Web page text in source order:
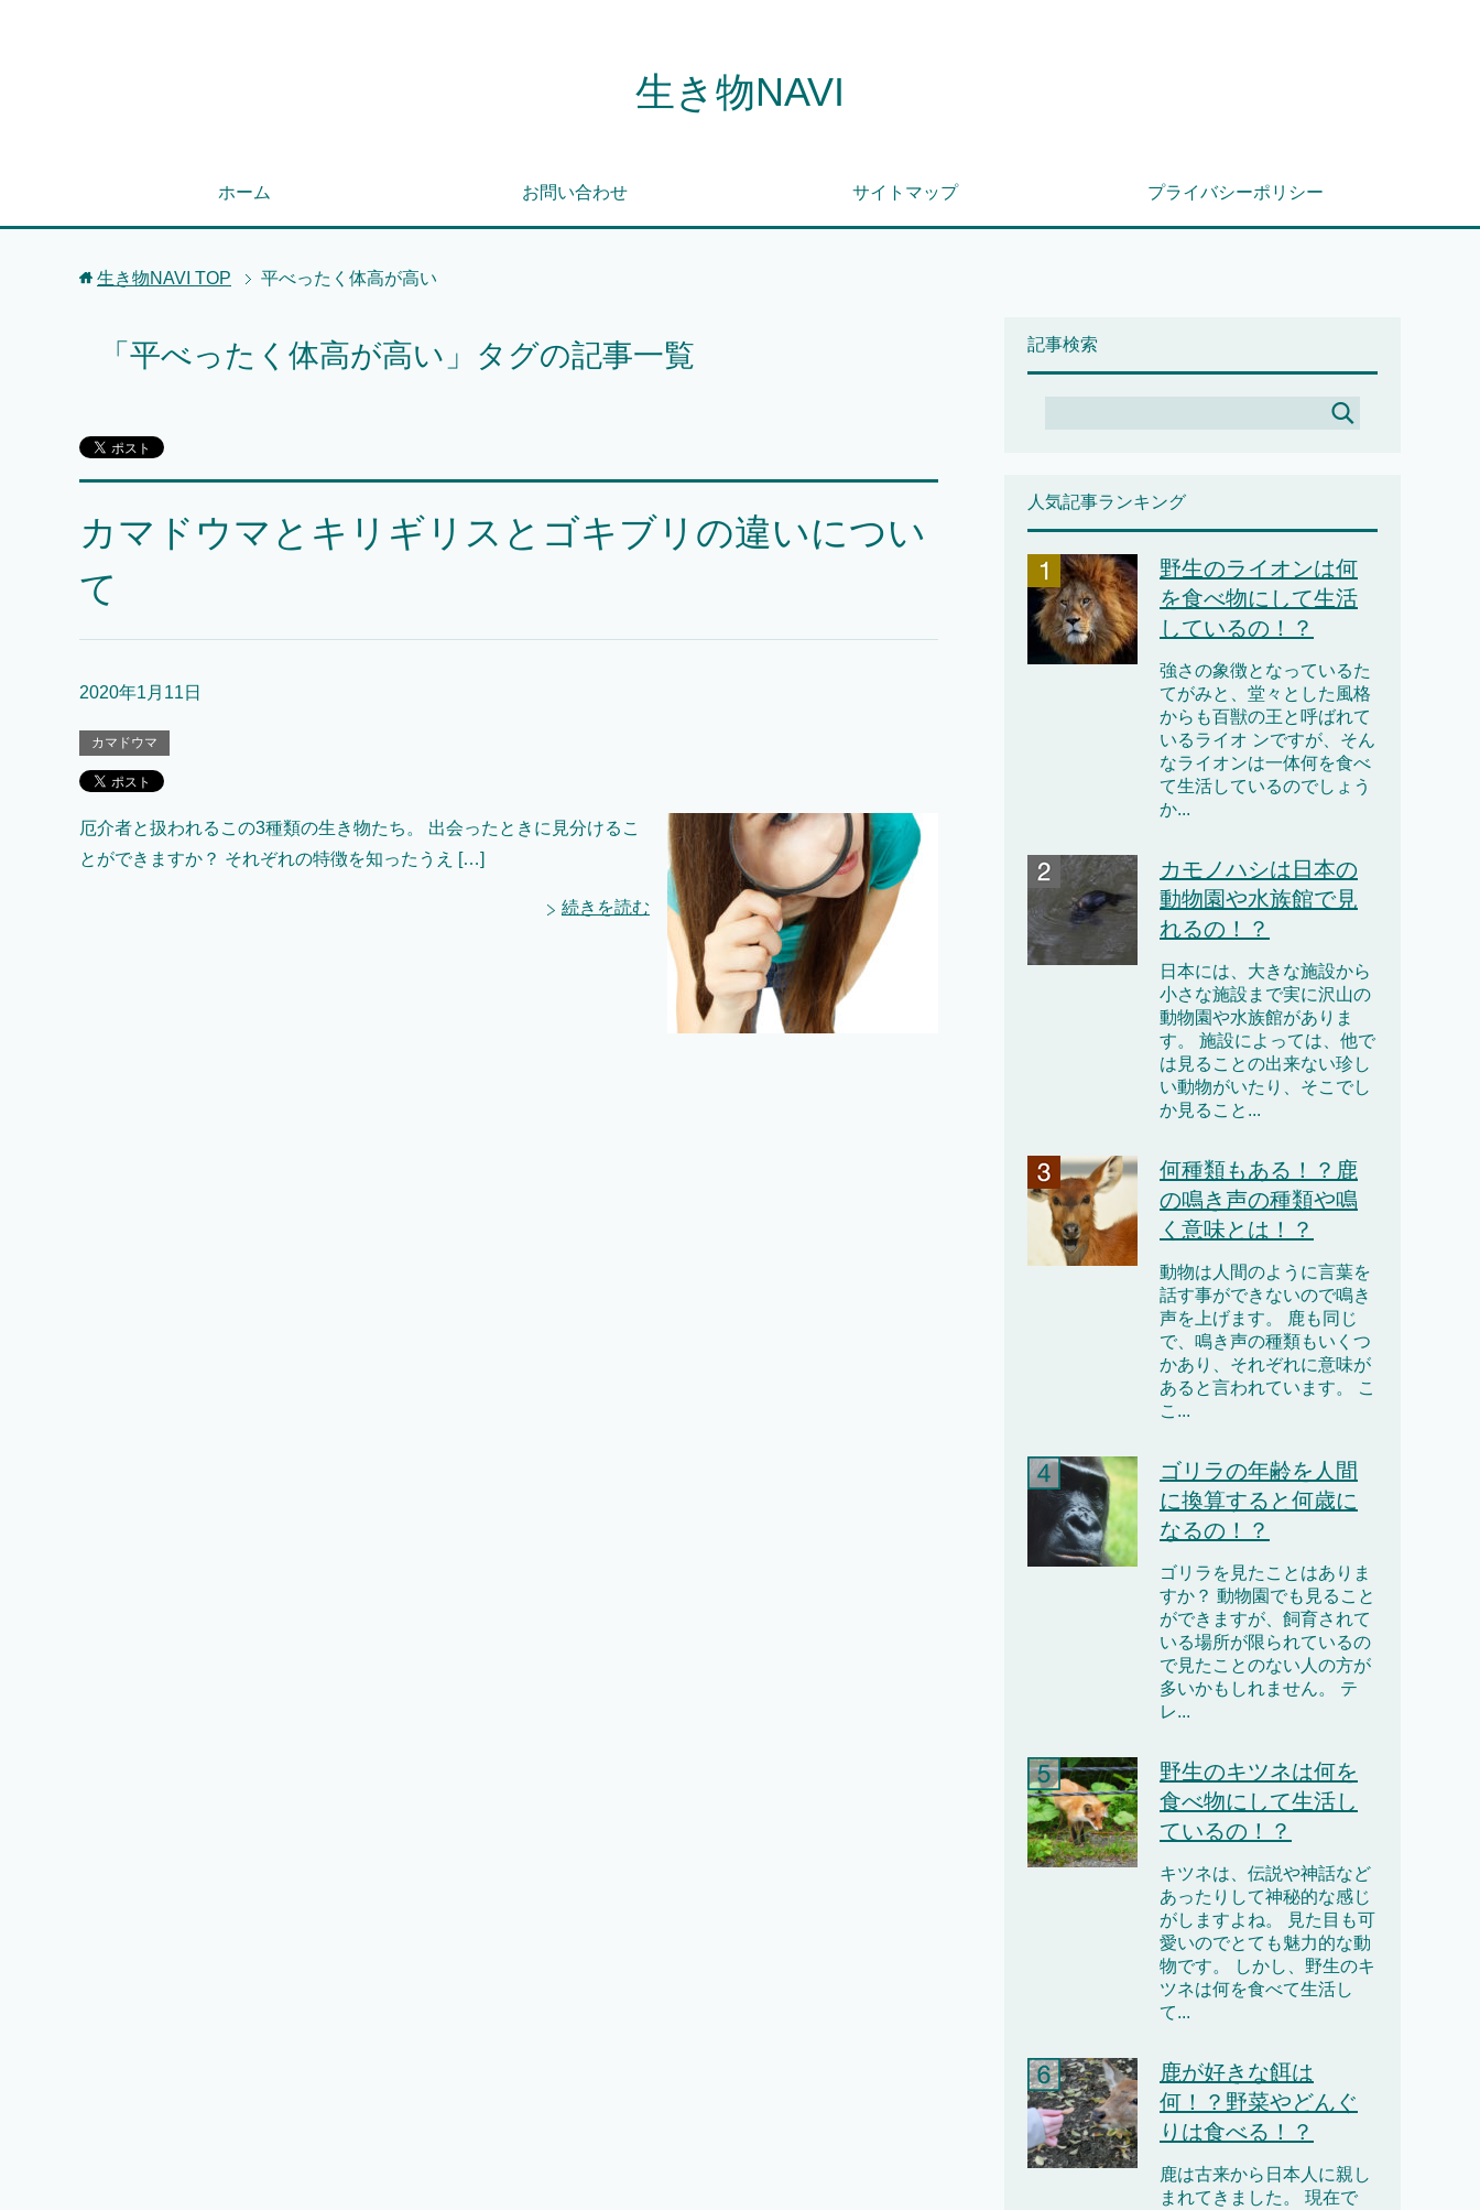
生き物NAVI
ホーム お問い合わせ サイトマップ プライバシーポリシー
生き物NAVI TOP 平べったく体高が高い
「平べったく体高が高い」タグの記事一覧
カマドウマとキリギリスとゴキブリの違いについ
て
2020年1月11日
カマドウマ
厄介者と扱われるこの3種類の生き物たち。 出会ったときに見分けるこ
とができますか？ それぞれの特徴を知ったうえ […]
続きを読む
記事検索
人気記事ランキング
野生のライオンは何
を食べ物にして生活
しているの！？
強さの象徴となっているた
てがみと、堂々とした風格
からも百獣の王と呼ばれて
いるライオ ンですが、そん
なライオンは一体何を食べ
て生活しているのでしょう
か...
カモノハシは日本の
動物園や水族館で見
れるの！？
日本には、大きな施設から
小さな施設まで実に沢山の
動物園や水族館がありま
す。 施設によっては、他で
は見ることの出来ない珍し
い動物がいたり、そこでし
か見ること...
何種類もある！？鹿
の鳴き声の種類や鳴
く意味とは！？
動物は人間のように言葉を
話す事ができないので鳴き
声を上げます。 鹿も同じ
で、鳴き声の種類もいくつ
かあり、それぞれに意味が
あると言われています。 こ
こ...
ゴリラの年齢を人間
に換算すると何歳に
なるの！？
ゴリラを見たことはありま
すか？ 動物園でも見ること
ができますが、飼育されて
いる場所が限られているの
で見たことのない人の方が
多いかもしれません。 テ
レ...
野生のキツネは何を
食べ物にして生活し
ているの！？
キツネは、伝説や神話など
あったりして神秘的な感じ
がしますよね。 見た目も可
愛いのでとても魅力的な動
物です。 しかし、野生のキ
ツネは何を食べて生活し
て...
鹿が好きな餌は
何！？野菜やどんぐ
りは食べる！？
鹿は古来から日本人に親し
まれてきました。 現在で